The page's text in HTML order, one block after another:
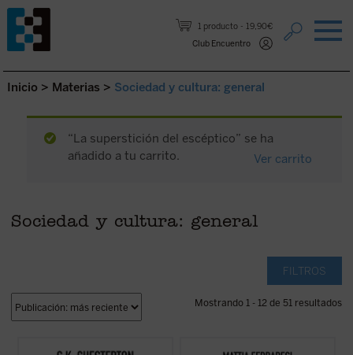
1 producto
19,90€
Club Encuentro
Saltar al contenido.
Inicio > Materias > Sociedad y cultura: general
“La superstición del escéptico” se ha
añadido a tu carrito.
Ver carrito
Sociedad y cultura: general
FILTROS
Mostrando 1 - 12 de 51 resultados
Esta publicación contiene artículos